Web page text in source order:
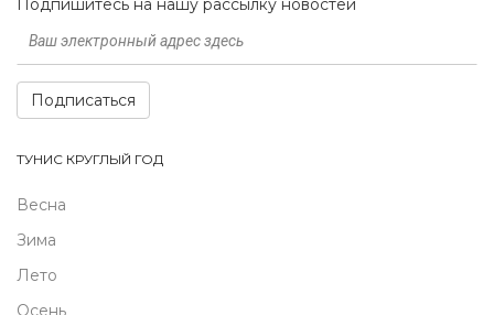
Подпишитесь на нашу рассылку новостей
Подписаться
ТУНИС КРУГЛЫЙ ГОД
Весна
Зима
Лето
Осень